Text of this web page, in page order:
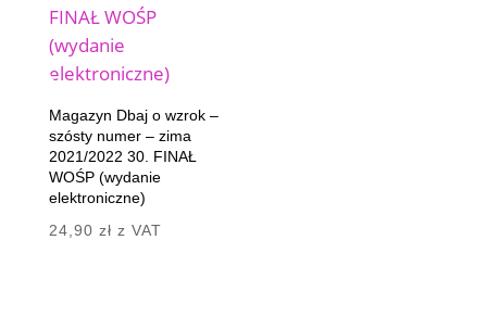
Magazyn Dbaj o wzrok –
szósty numer – zima
2021/2022 30. FINAŁ
WOŚP (wydanie
elektroniczne)
24,90 zł z VAT